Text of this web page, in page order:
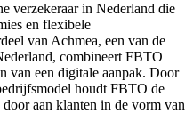
verzekeraar in Nederland die
en flexibele
van Achmea, een van de
combineert FBTO
van een digitale aanpak. Door
houdt FBTO de
aan klanten in de vorm van